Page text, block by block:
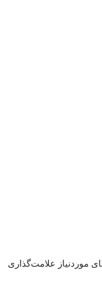
موردنیاز علامت‌گذاری